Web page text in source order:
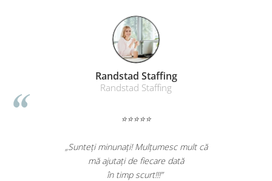
Randstad Staffing
Randstad Staffing
⭐⭐⭐⭐⭐
„Sunteți minunați! Mulțumesc mult că
mă ajutați de fiecare dată
în timp scurt!!!”